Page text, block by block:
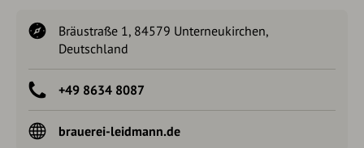
Bräustraße 1, 84579 Unterneukirchen,
Deutschland
+49 8634 8087
brauerei-leidmann.de